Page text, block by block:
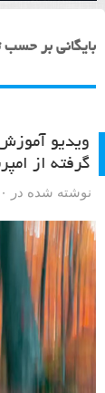
بایگانی بر
گرفته از
نوشته شده در ۲۰ بهمن ۱۳۹۷